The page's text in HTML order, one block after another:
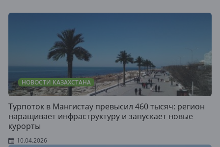
НОВОСТИ КАЗАХСТАНА
Турпоток в Мангистау превысил 460 тысяч: регион
наращивает инфраструктуру и запускает новые
курорты
10.04.2026